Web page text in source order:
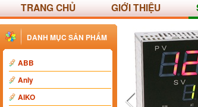
TRANG CHỦ GIỚI THIỆU
DANH MỤC SẢN PHẨM
ABB
Anly
AIKO